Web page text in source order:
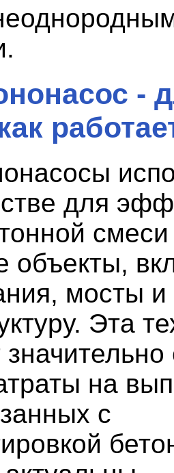
-
для
объекты,
мосты и
Эта
на
с